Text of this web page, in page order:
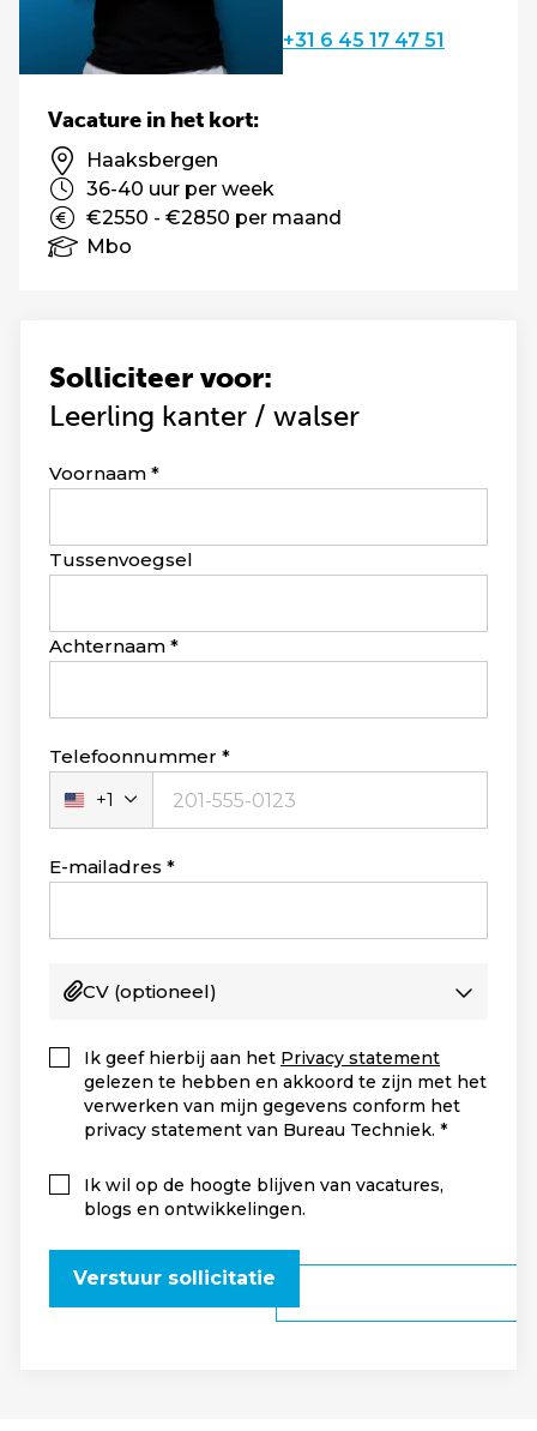
+31 6 45 17 47 51
Solliciteer voor:
Leerling kanter / walser
Leave
blank
Voornaam
Tussenvoegsel
Achternaam
Telefoonnummer
Verenigde
Staten
+1
+1
E-mailadres
CV (optioneel)
Ik geef hierbij aan het Privacy statement
gelezen te hebben en akkoord te zijn met het
verwerken van mijn gegevens conform het
privacy statement van Bureau Techniek.
Ik wil op de hoogte blijven van vacatures,
blogs en ontwikkelingen.
Verstuur sollicitatie
Vacature in het kort:
Haaksbergen
36-40 uur per week
€2550 - €2850 per maand
Mbo